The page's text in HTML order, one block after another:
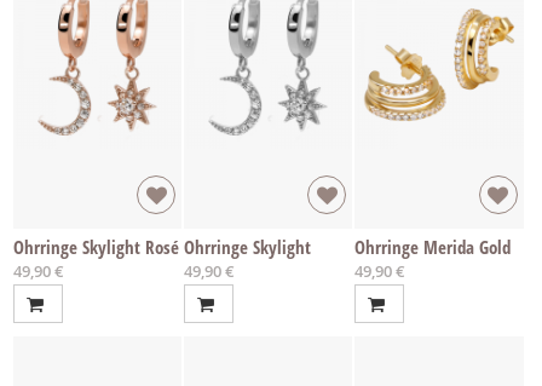
Ohrringe Skylight Rosé
49,90 €
Ohrringe Skylight
49,90 €
Ohrringe Merida Gold
49,90 €